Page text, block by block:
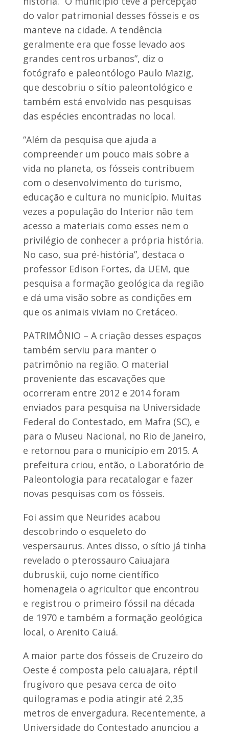
do valor patrimonial desses fósseis e os
manteve na cidade. A tendência
geralmente era que fosse levado aos
grandes centros urbanos”, diz o
fotógrafo e paleontólogo Paulo Mazig,
que descobriu o sítio paleontológico e
também está envolvido nas pesquisas
das espécies encontradas no local.
“Além da pesquisa que ajuda a
compreender um pouco mais sobre a
vida no planeta, os fósseis contribuem
com o desenvolvimento do turismo,
educação e cultura no município. Muitas
vezes a população do Interior não tem
acesso a materiais como esses nem o
privilégio de conhecer a própria história.
No caso, sua pré-história”, destaca o
professor Edison Fortes, da UEM, que
pesquisa a formação geológica da região
e dá uma visão sobre as condições em
que os animais viviam no Cretáceo.
PATRIMÔNIO – A criação desses espaços
também serviu para manter o
patrimônio na região. O material
proveniente das escavações que
ocorreram entre 2012 e 2014 foram
enviados para pesquisa na Universidade
Federal do Contestado, em Mafra (SC), e
para o Museu Nacional, no Rio de Janeiro,
e retornou para o município em 2015. A
prefeitura criou, então, o Laboratório de
Paleontologia para recatalogar e fazer
novas pesquisas com os fósseis.
Foi assim que Neurides acabou
descobrindo o esqueleto do
vespersaurus. Antes disso, o sítio já tinha
revelado o pterossauro Caiuajara
dubruskii, cujo nome científico
homenageia o agricultor que encontrou
e registrou o primeiro fóssil na década
de 1970 e também a formação geológica
local, o Arenito Caiuá.
A maior parte dos fósseis de Cruzeiro do
Oeste é composta pelo caiuajara, réptil
frugívoro que pesava cerca de oito
quilogramas e podia atingir até 2,35
metros de envergadura. Recentemente, a
Universidade do Contestado anunciou a